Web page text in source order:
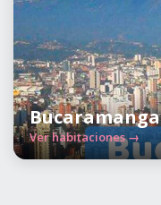
Bucaramanga
Ver habitaciones →